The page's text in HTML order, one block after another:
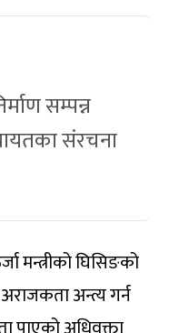
सम्पन्न
संरचना
मन्त्रीको घिसिङको
अराजकता अन्त्य गर्न